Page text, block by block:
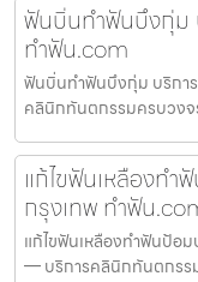
ฟันบิ่นทำฟันบึงกุ่ม
ทำฟัน.com
ฟันบิ่นทำฟันบึงกุ่ม บริกา
คลินิกทันตกรรมครบวงจ
แก้ไขฟันเหลืองท
กรุงเทพ ทำฟัน
แก้ไขฟันเหลืองทำฟันป้อ
— บริการคลินิกทันตกรร